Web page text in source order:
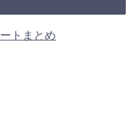
トまとめ